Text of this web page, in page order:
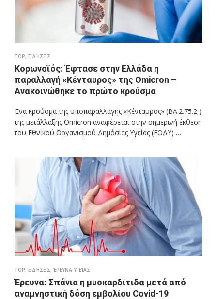
TOP, ΕΙΔΉΣΕΙΣ
Κορωνοϊός: Έφτασε στην Ελλάδα η
παραλλαγή «Κένταυρος» της Omicron –
Ανακοινώθηκε το πρώτο κρούσμα
Ένα κρούσμα της υποπαραλλαγής «Κένταυρος» (ΒΑ.2.75.2 )
της μετάλλαξης Omicron αναφέρεται στην σημερινή έκθεση
του Εθνικού Οργανισμού Δημόσιας Υγείας (ΕΟΔΥ) …
TOP, ΕΙΔΉΣΕΙΣ, ΈΡΕΥΝΑ ΥΓΕΊΑΣ
Έρευνα: Σπάνια η μυοκαρδίτιδα μετά από
αναμνηστική δόση εμβολίου Covid-19